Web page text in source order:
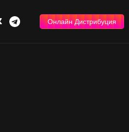
Онлайн Дистрибуция